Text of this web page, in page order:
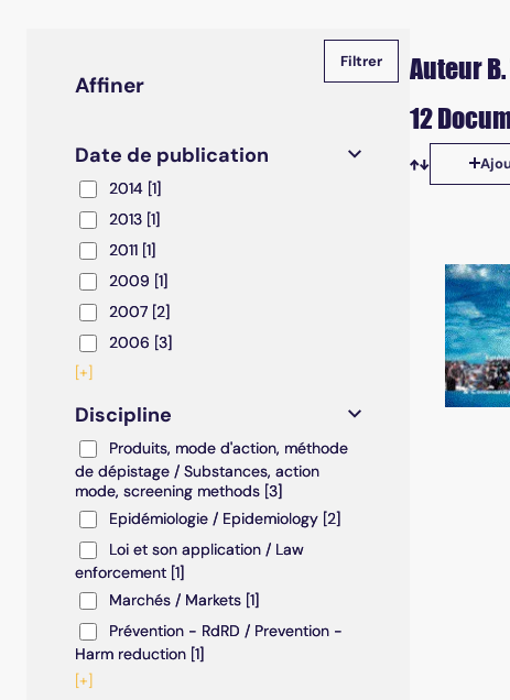
Affiner
Date de publication
20142014 [1]
20132013 [1]
2011 2011 [1]
20092009 [1]
20072007 [2]
20062006 [3]
[+]
Discipline
Produits, mode d'action, méthode de dépistage /
Produits, mode d'action, méthode
de dépistage / Substances, action
mode, screening methods [3]
Epidémiologie / Epidemiology
Epidémiologie / Epidemiology [2]
Loi et son application / Law enforcement
Loi et son application / Law
enforcement [1]
Marchés / Markets
Marchés / Markets [1]
Prévention - RdRD / Prevention - Harm reduction
Prévention - RdRD / Prevention -
Harm reduction [1]
[+]
Auteur B.
12
Tris